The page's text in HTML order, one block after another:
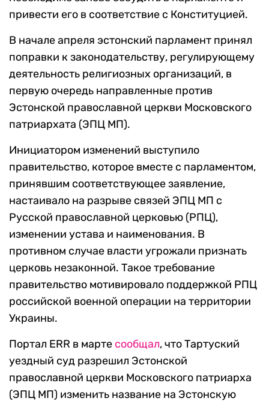
привести его в соответствие с Конституцией.
В начале апреля эстонский парламент принял
поправки к законодательству, регулирующему
деятельность религиозных организаций, в
первую очередь направленные против
Эстонской православной церкви Московского
патриархата (ЭПЦ МП).
Инициатором изменений выступило
правительство, которое вместе с парламентом,
принявшим соответствующее заявление,
настаивало на разрыве связей ЭПЦ МП с
Русской православной церковью (РПЦ),
изменении устава и наименования. В
противном случае власти угрожали признать
церковь незаконной. Такое требование
правительство мотивировало поддержкой РПЦ
российской военной операции на территории
Украины.
Портал ERR в марте сообщал, что Тартуский
уездный суд разрешил Эстонской
православной церкви Московского патриарха
(ЭПЦ МП) изменить название на Эстонскую